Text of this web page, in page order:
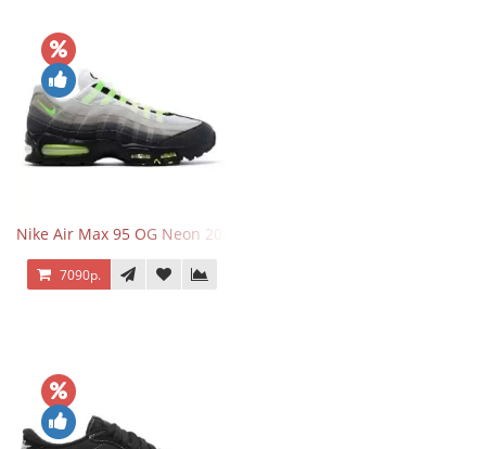
Nike Air Max 95 OG Neon 2025
7090р.